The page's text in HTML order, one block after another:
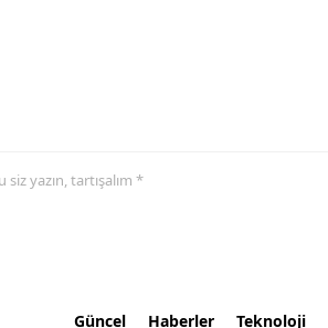
yazın, tartışalım *
Güncel Haberler Teknoloji